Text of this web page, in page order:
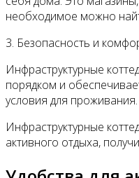
необходимое можно
3. Безопасность и
Инфраструктурные
порядком и
условия для проживания.
Инфраструктурные
активного отдыха,